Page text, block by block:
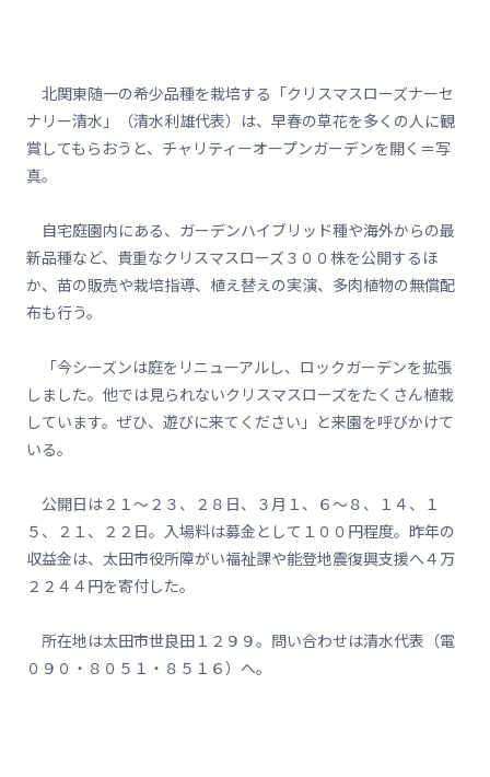
北関東随一の希少品種を栽培する「クリスマスローズナーセ
ナリー清水」（清水利雄代表）は、早春の草花を多くの人に観
賞してもらおうと、チャリティーオープンガーデンを開く＝写
真。
自宅庭園内にある、ガーデンハイブリッド種や海外からの最
新品種など、貴重なクリスマスローズ３００株を公開するほ
か、苗の販売や栽培指導、植え替えの実演、多肉植物の無償配
布も行う。
「今シーズンは庭をリニューアルし、ロックガーデンを拡張
しました。他では見られないクリスマスローズをたくさん植栽
しています。ぜひ、遊びに来てください」と来園を呼びかけて
いる。
公開日は２１～２３、２８日、３月１、６～８、１４、１
５、２１、２２日。入場料は募金として１００円程度。昨年の
収益金は、太田市役所障がい福祉課や能登地震復興支援へ４万
２２４４円を寄付した。
所在地は太田市世良田１２９９。問い合わせは清水代表（電
０９０・８０５１・８５１６）へ。